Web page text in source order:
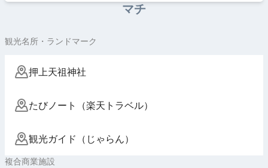
マチ
観光名所・ランドマーク
押上天祖神社
たびノート（楽天トラベル）
観光ガイド（じゃらん）
複合商業施設